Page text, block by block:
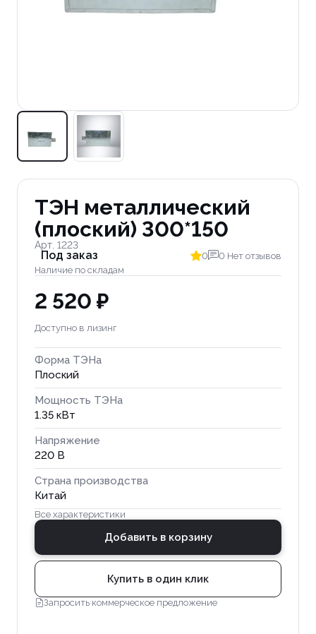
ТЭН металлический
(плоский) 300*150
Арт. 1223
Под заказ
Наличие по складам
0 0 Нет отзывов
2 520 ₽
Доступно в лизинг
Форма ТЭНа
Плоский
Мощность ТЭНа
1.35 кВт
Напряжение
220 В
Страна производства
Китай
Все характеристики
Добавить в корзину
Купить в один клик
Запросить коммерческое предложение